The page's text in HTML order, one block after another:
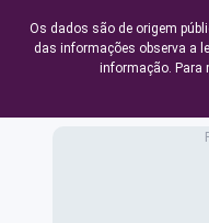
Os dados são de origem
das informações observa a
informação. Para